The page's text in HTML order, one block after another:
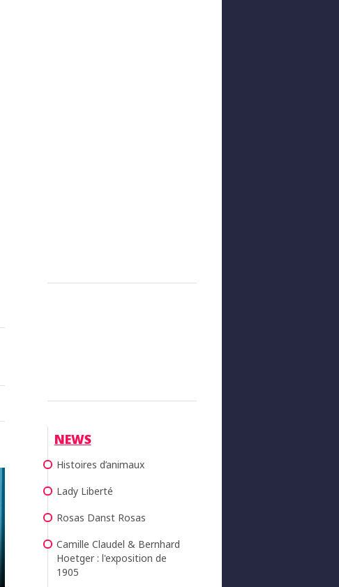
NEWS
Histoires d’animaux
Lady Liberté
Rosas Danst Rosas
Camille Claudel & Bernhard
Hoetger : l'exposition de
1905